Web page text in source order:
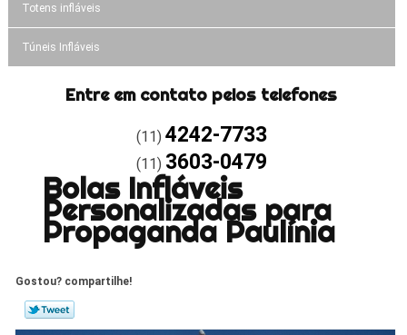
Totens infláveis
Túneis Infláveis
Entre em contato pelos telefones
(11) 4242-7733
(11) 3603-0479
Bolas Infláveis
Personalizadas para
Propaganda Paulínia
Gostou? compartilhe!